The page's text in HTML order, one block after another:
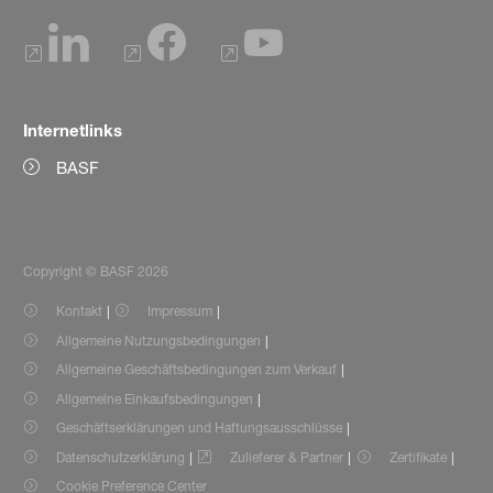
Internetlinks
BASF
Copyright © BASF 2026
Kontakt
Impressum
Allgemeine Nutzungsbedingungen
Allgemeine Geschäftsbedingungen zum Verkauf
Allgemeine Einkaufsbedingungen
Geschäftserklärungen und Haftungsausschlüsse
Datenschutzerklärung
Zulieferer & Partner
Zertifikate
Cookie Preference Center